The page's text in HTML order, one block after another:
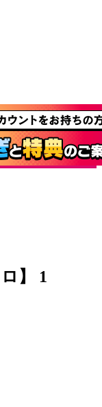
】 1